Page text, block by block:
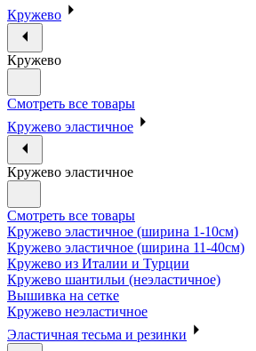
Кружево
Кружево
Смотреть все товары
Кружево эластичное
Кружево эластичное
Смотреть все товары
Кружево эластичное (ширина 1-10см)
Кружево эластичное (ширина 11-40см)
Кружево из Италии и Турции
Кружево шантильи (неэластичное)
Вышивка на сетке
Кружево неэластичное
Эластичная тесьма и резинки